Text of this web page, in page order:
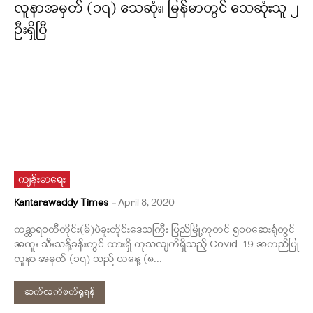
လူနာအမှတ် (၁၇) သေဆုံး၊ မြန်မာတွင် သေဆုံးသူ ၂
ဦးရှိပြီ
ကျန်းမာရေး
Kantarawaddy Times -April 8, 2020
ကန္တာရဝတီတိုင်း(မ်)ပဲခူးတိုင်းဒေသကြီး ပြည်မြို့ကုတင် ၅၀၀ဆေးရုံတွင်
အထူး သီးသန့်ခန်းတွင် ထားရှိ ကုသလျက်ရှိသည့် Covid-19 အတည်ပြု
လူနာ အမှတ် (၁၇) သည် ယနေ့ (၈...
ဆက်လက်ဖတ်ရှုရန်